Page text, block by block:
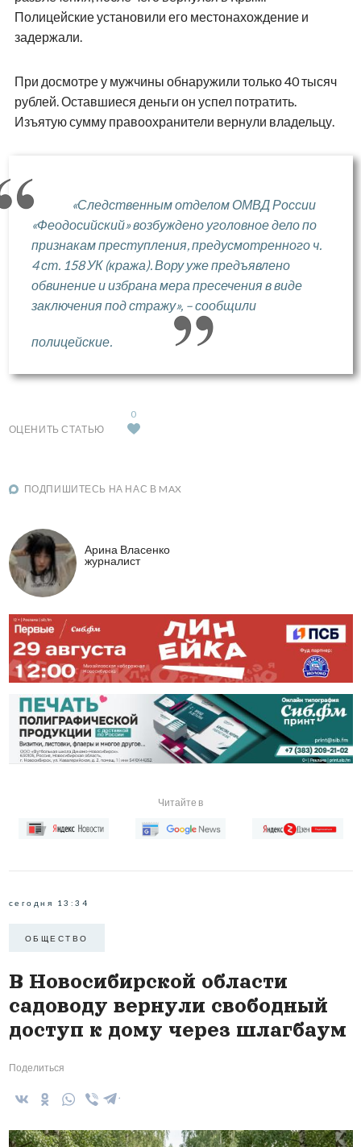
Полицейские установили его местонахождение и
задержали.
При досмотре у мужчины обнаружили только 40 тысяч
рублей. Оставшиеся деньги он успел потратить.
Изъятую сумму правоохранители вернули владельцу.
«Следственным отделом ОМВД России
«Феодосийский» возбуждено уголовное дело по
признакам преступления, предусмотренного ч.
4 ст. 158 УК (кража). Вору уже предъявлено
обвинение и избрана мера пресечения в виде
заключения под стражу», – сообщили
полицейские.
ОЦЕНИТЬ СТАТЬЮ
0
ПОДПИШИТЕСЬ НА НАС В MAX
Арина Власенко
журналист
Читайте в
сегодня 13:34
ОБЩЕСТВО
В Новосибирской области
садоводу вернули свободный
доступ к дому через шлагбаум
Поделиться